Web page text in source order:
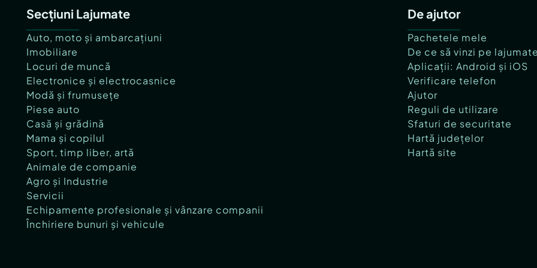
Secțiuni Lajumate
Auto, moto și ambarcațiuni
Imobiliare
Locuri de muncă
Electronice și electrocasnice
Modă și frumusețe
Piese auto
Casă și grădină
Mama și copilul
Sport, timp liber, artă
Animale de companie
Agro și Industrie
Servicii
Echipamente profesionale și vânzare companii
Închiriere bunuri și vehicule
De ajutor
Pachetele mele
De ce să vinzi pe
Aplicații: Android și iOS
Verificare telefon
Ajutor
Reguli de utilizare
Sfaturi de securitate
Hartă județelor
Hartă site